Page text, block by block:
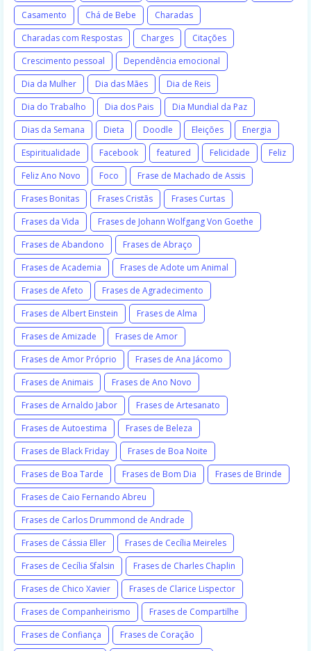
Casamento
Chá de Bebe
Charadas
Charadas com Respostas
Charges
Citações
Crescimento pessoal
Dependência emocional
Dia da Mulher
Dia das Mães
Dia de Reis
Dia do Trabalho
Dia dos Pais
Dia Mundial da Paz
Dias da Semana
Dieta Doodle Eleições
Energia
Espiritualidade
Facebook featured Felicidade
Feliz
Feliz Ano Novo
Foco
Frase de Machado de Assis
Frases Bonitas
Frases Cristãs
Frases Curtas
Frases da Vida
Frases de Johann Wolfgang Von Goethe
Frases de Abandono
Frases de Abraço
Frases de Academia
Frases de Adote um Animal
Frases de Afeto
Frases de Agradecimento
Frases de Albert Einstein
Frases de Alma
Frases de Amizade
Frases de Amor
Frases de Amor Próprio
Frases de Ana Jácomo
Frases de Animais
Frases de Ano Novo
Frases de Arnaldo Jabor
Frases de Artesanato
Frases de Autoestima
Frases de Beleza
Frases de Black Friday
Frases de Boa Noite
Frases de Boa Tarde
Frases de Bom Dia
Frases de Brinde
Frases de Caio Fernando Abreu
Frases de Carlos Drummond de Andrade
Frases de Cássia Eller
Frases de Cecília Meireles
Frases de Cecília Sfalsin
Frases de Charles Chaplin
Frases de Chico Xavier
Frases de Clarice Lispector
Frases de Companheirismo
Frases de Compartilhe
Frases de Confiança
Frases de Coração